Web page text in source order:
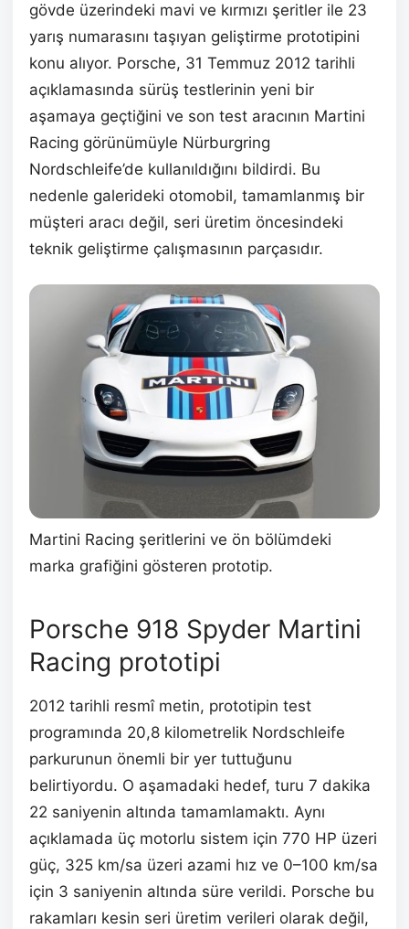
gövde üzerindeki mavi ve kırmızı şeritler ile 23
yarış numarasını taşıyan geliştirme prototipini
konu alıyor. Porsche, 31 Temmuz 2012 tarihli
açıklamasında sürüş testlerinin yeni bir
aşamaya geçtiğini ve son test aracının Martini
Racing görünümüyle Nürburgring
Nordschleife’de kullanıldığını bildirdi. Bu
nedenle galerideki otomobil, tamamlanmış bir
müşteri aracı değil, seri üretim öncesindeki
teknik geliştirme çalışmasının parçasıdır.
Martini Racing şeritlerini ve ön bölümdeki
marka grafiğini gösteren prototip.
Porsche 918 Spyder Martini
Racing prototipi
2012 tarihli resmî metin, prototipin test
programında 20,8 kilometrelik Nordschleife
parkurunun önemli bir yer tuttuğunu
belirtiyordu. O aşamadaki hedef, turu 7 dakika
22 saniyenin altında tamamlamaktı. Aynı
açıklamada üç motorlu sistem için 770 HP üzeri
güç, 325 km/sa üzeri azami hız ve 0–100 km/sa
için 3 saniyenin altında süre verildi. Porsche bu
rakamları kesin seri üretim verileri olarak değil,